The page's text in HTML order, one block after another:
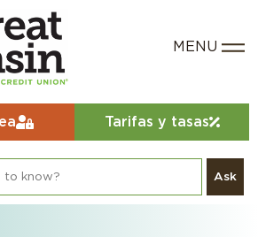
Tarifas y tasas
Ask